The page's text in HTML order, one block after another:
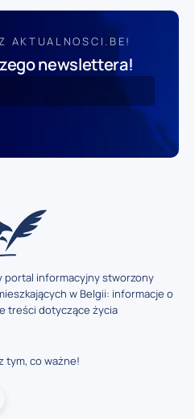
AKTUALNOSCI.BE!
newslettera!
portal informacyjny stworzony
w Belgii: informacje o
treści dotyczące życia
tym, co ważne!